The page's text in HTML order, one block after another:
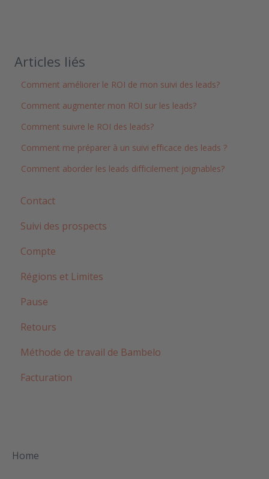
Articles liés
Comment améliorer le ROI de mon suivi des leads?
Comment augmenter mon ROI sur les leads?
Comment suivre le ROI des leads?
Comment me préparer à un suivi efficace des leads ?
Comment aborder les leads difficilement joignables?
Contact
Suivi des prospects
Compte
Régions et Limites
Pause
Retours
Méthode de travail de Bambelo
Facturation
Home